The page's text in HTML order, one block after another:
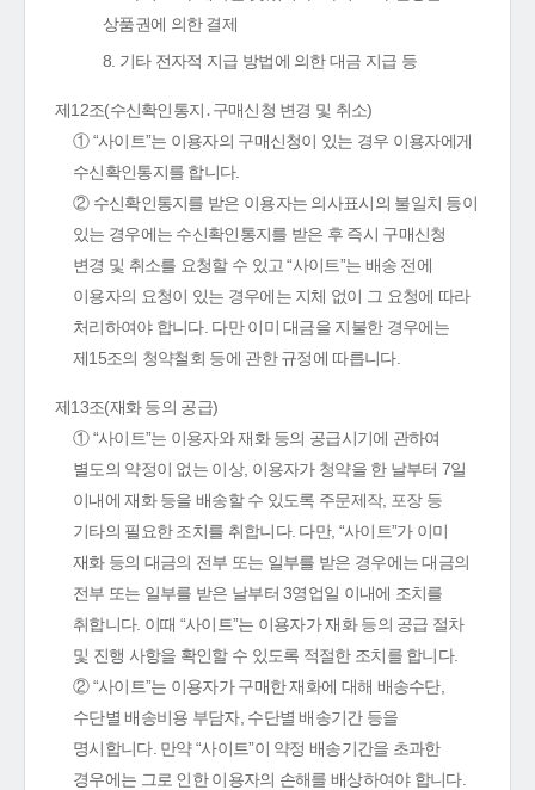
상품권에 의한 결제
8. 기타 전자적 지급 방법에 의한 대금 지급 등
제12조(수신확인통지․구매신청 변경 및 취소)
① “사이트”는 이용자의 구매신청이 있는 경우 이용자에게
수신확인통지를 합니다.
② 수신확인통지를 받은 이용자는 의사표시의 불일치 등이
있는 경우에는 수신확인통지를 받은 후 즉시 구매신청
변경 및 취소를 요청할 수 있고 “사이트”는 배송 전에
이용자의 요청이 있는 경우에는 지체 없이 그 요청에 따라
처리하여야 합니다. 다만 이미 대금을 지불한 경우에는
제15조의 청약철회 등에 관한 규정에 따릅니다.
제13조(재화 등의 공급)
① “사이트”는 이용자와 재화 등의 공급시기에 관하여
별도의 약정이 없는 이상, 이용자가 청약을 한 날부터 7일
이내에 재화 등을 배송할 수 있도록 주문제작, 포장 등
기타의 필요한 조치를 취합니다. 다만, “사이트”가 이미
재화 등의 대금의 전부 또는 일부를 받은 경우에는 대금의
전부 또는 일부를 받은 날부터 3영업일 이내에 조치를
취합니다. 이때 “사이트”는 이용자가 재화 등의 공급 절차
및 진행 사항을 확인할 수 있도록 적절한 조치를 합니다.
② “사이트”는 이용자가 구매한 재화에 대해 배송수단,
수단별 배송비용 부담자, 수단별 배송기간 등을
명시합니다. 만약 “사이트”이 약정 배송기간을 초과한
경우에는 그로 인한 이용자의 손해를 배상하여야 합니다.